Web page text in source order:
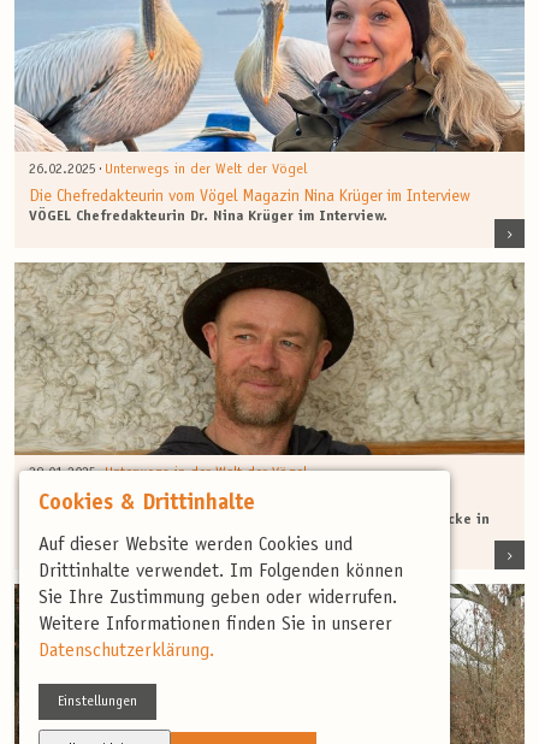
Cookies & Drittinhalte
Auf dieser Website werden Cookies und
Drittinhalte verwendet. Im Folgenden können
Sie Ihre Zustimmung geben oder widerrufen.
Weitere Informationen finden Sie in unserer
Datenschutzerklärung.
Einstellungen
26.02.2025 · Unterwegs in der Welt der Vögel
Die Chefredakteurin vom Vögel Magazin Nina Krüger im Interview
VÖGEL Chefredakteurin Dr. Nina Krüger im Interview.
29.01.2025·Unterwegs in der Welt der Vögel
Ein Interview mit Vogelexperte Lou Bertalan
Lou Bertalan im Interview: Birden mit Leib und Seele – Einblicke in
die Welt eines waschechten Birders